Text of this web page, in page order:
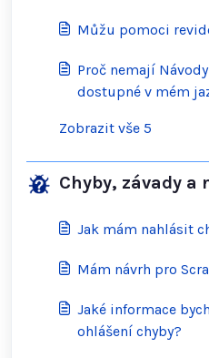
Můžu pomoci
Proč nemají
dostupné v mém
Zobrazit vše 5
Chyby, závady a
Jak mám nahlásit
Mám návrh pro
Jaké informace
ohlášení chyby?